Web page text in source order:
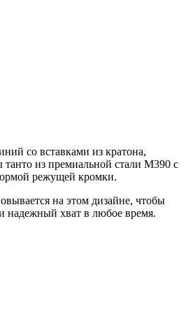
со вставками из кратона,
из премиальной стали M390 с
режущей кромки.
на этом дизайне, чтобы
надежный хват в любое время.